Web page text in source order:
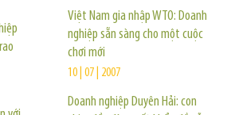
Việt Nam gia nhập WTO: Doanh
nghiệp sẵn sàng cho một cuộc
chơi mới
10 | 07 | 2007
Doanh nghiệp Duyên Hải: con